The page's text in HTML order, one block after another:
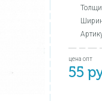
цена опт
55